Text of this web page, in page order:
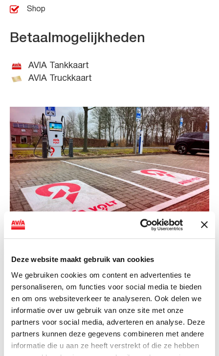
Deze website maakt gebruik van cookies
We gebruiken cookies om content en advertenties te
personaliseren, om functies voor social media te bieden
en om ons websiteverkeer te analyseren. Ook delen we
informatie over uw gebruik van onze site met onze
partners voor social media, adverteren en analyse. Deze
partners kunnen deze gegevens combineren met andere
informatie die u aan ze heeft verstrekt of die ze hebben
Shop
Betaalmogelijkheden
AVIA Tankkaart
AVIA Truckkaart
AVIA VOLT en Fletcher Hotels starten
snellaadinfrastructuur
AVIA VOLT en Fletcher Hotels starten landelijke uitrol
van DC-snellaadinfrastructuur AVIA VOLT en...
Lees verder